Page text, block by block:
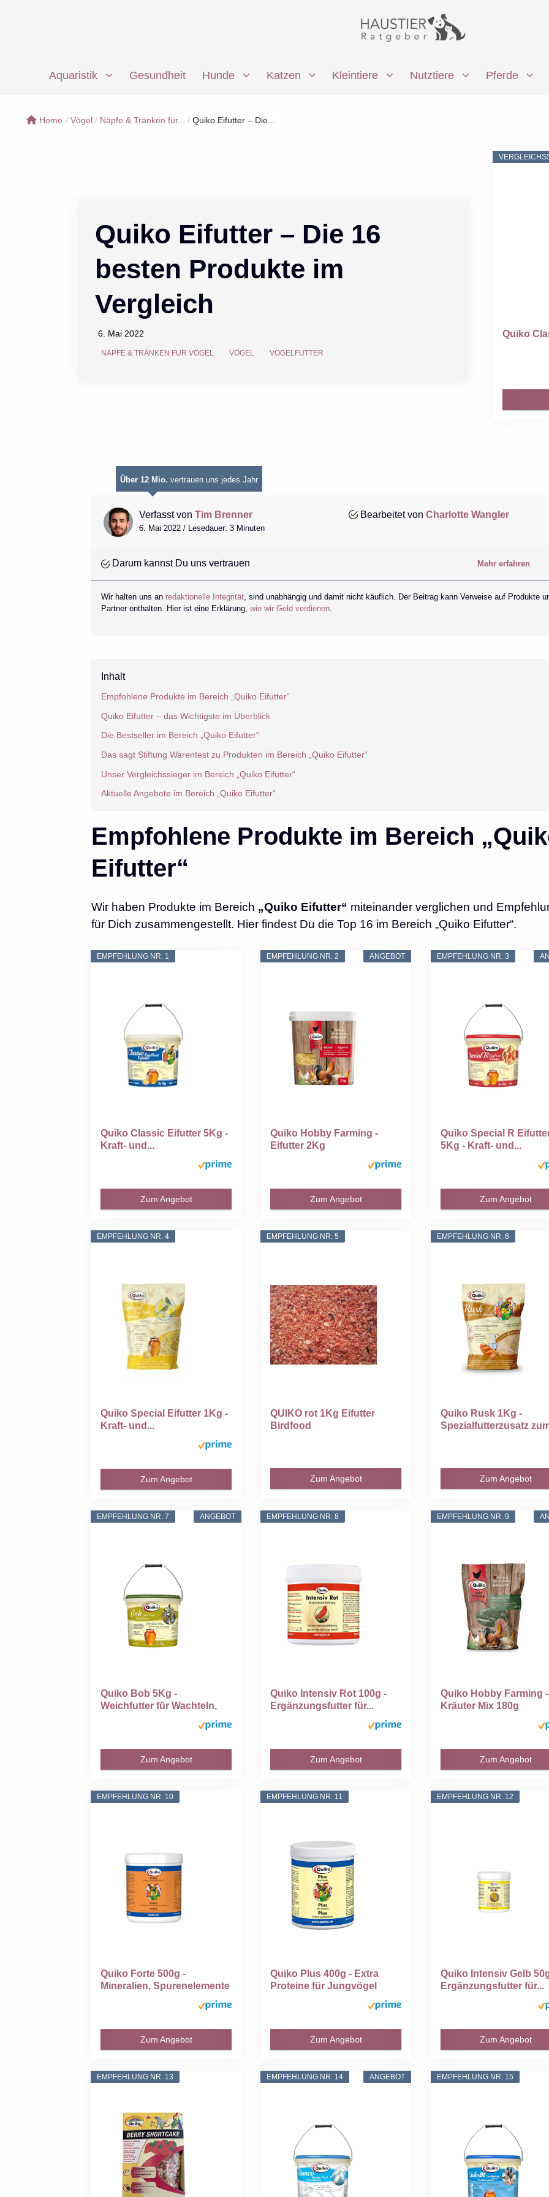
Aquaristik Gesundheit Hunde Katzen Kleintiere Nutztiere Pferde
Home / Vögel / Näpfe & Tränken für... / Quiko Eifutter – Die...
Quiko Eifutter – Die 16
besten Produkte im
Vergleich
6. Mai 2022
NÄPFE & TRÄNKEN FÜR VÖGEL VÖGEL VOGELFUTTER
Quiko
Über 12 Mio. vertrauen uns jedes Jahr
Verfasst von Tim Brenner
6. Mai 2022 / Lesedauer: 3 Minuten
Bearbeitet von Charlotte Wangler
Darum kannst Du uns vertrauen Mehr erfahren
Wir halten uns an redaktionelle Integrität, sind unabhängig und damit nicht käuflich. Der Beitrag kann Verweise auf Produkte
Partner enthalten. Hier ist eine Erklärung, wie wir Geld verdienen.
Inhalt
Empfohlene Produkte im Bereich „Quiko Eifutter“
Quiko Eifutter – das Wichtigste im Überblick
Die Bestseller im Bereich „Quiko Eifutter“
Das sagt Stiftung Warentest zu Produkten im Bereich „Quiko Eifutter“
Unser Vergleichssieger im Bereich „Quiko Eifutter“
Aktuelle Angebote im Bereich „Quiko Eifutter“
Empfohlene Produkte im Bereich
Eifutter“
Wir haben Produkte im Bereich „Quiko Eifutter“ miteinander verglichen und
für Dich zusammengestellt. Hier findest Du die Top 16 im Bereich „Quiko Eifutter“.
EMPFEHLUNG NR. 1
Quiko Classic Eifutter 5Kg -
Kraft- und...
Zum Angebot
ANGEBOT
EMPFEHLUNG NR. 2
Quiko Hobby Farming -
Eifutter 2Kg
Zum Angebot
EMPFEHLUNG NR. 3
Quiko Special R
5Kg - Kraft- und...
Zum Angebot
EMPFEHLUNG NR. 4
Quiko Special Eifutter 1Kg -
Kraft- und...
Zum Angebot
EMPFEHLUNG NR. 5
QUIKO rot 1Kg Eifutter
Birdfood
Zum Angebot
EMPFEHLUNG NR. 6
Quiko Rusk 1Kg -
Spezialfutterzusatz
Zum Angebot
ANGEBOT
EMPFEHLUNG NR. 7
Quiko Bob 5Kg -
Weichfutter für Wachteln,
Zum Angebot
EMPFEHLUNG NR. 8
Quiko Intensiv Rot 100g -
Ergänzungsfutter für...
Zum Angebot
EMPFEHLUNG NR. 9
Quiko Hobby Farming
Kräuter Mix 180g
Zum Angebot
EMPFEHLUNG NR. 10
Quiko Forte 500g -
Mineralien, Spurenelemente
Zum Angebot
EMPFEHLUNG NR. 11
Quiko Plus 400g - Extra
Proteine für Jungvögel
Zum Angebot
EMPFEHLUNG NR. 12
Quiko Intensiv Gelb
Ergänzungsfutter für...
Zum Angebot
EMPFEHLUNG NR. 13 ANGEBOT
EMPFEHLUNG NR. 14 EMPFEHLUNG NR. 15